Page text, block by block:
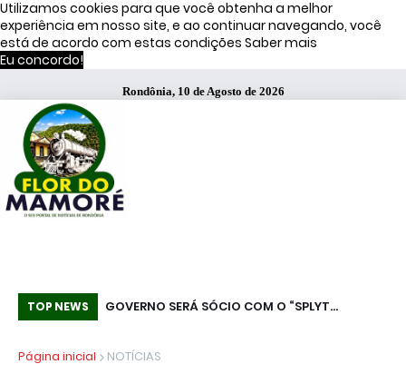
Utilizamos cookies para que você obtenha a melhor
experiência em nosso site, e ao continuar navegando, você
está de acordo com estas condições Saber mais
Eu concordo!
Rondônia, 10 de Agosto de 2026
TOP NEWS
é preso pelo
GOVERNO SERÁ SÓCIO COM O “SPLYT
RECEBIMENTO ASSUSTA EMPRESARIADO
Página inicial
NOTÍCIAS